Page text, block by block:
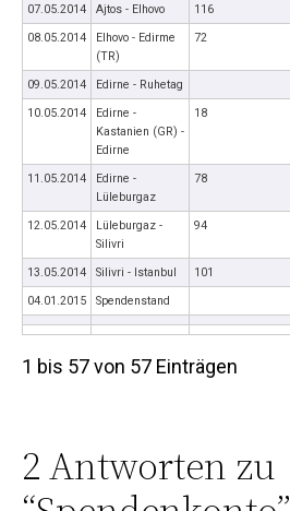
07.05.2014
Ajtos - Elhovo 116
08.05.2014
Elhovo - Edirme
(TR)
72
09.05.2014
Edirne - Ruhetag
10.05.2014
Edirne -
Kastanien (GR) -
Edirne
18
11.05.2014
Edirne -
Lüleburgaz
78
12.05.2014
Lüleburgaz -
Silivri
94
13.05.2014 Silivri - Istanbul 101
04.01.2015
Spendenstand
1 bis 57 von 57 Einträgen
2 Antworten zu